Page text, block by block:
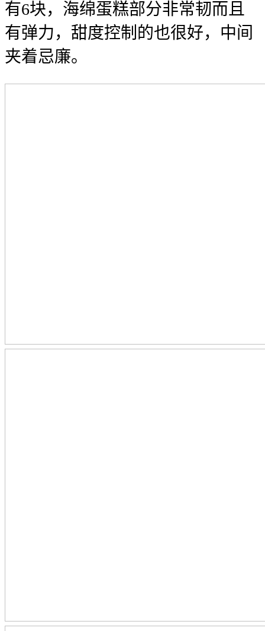
有6块，海绵蛋糕部分非常韧而且
有弹力，甜度控制的也很好，中间
夹着忌廉。